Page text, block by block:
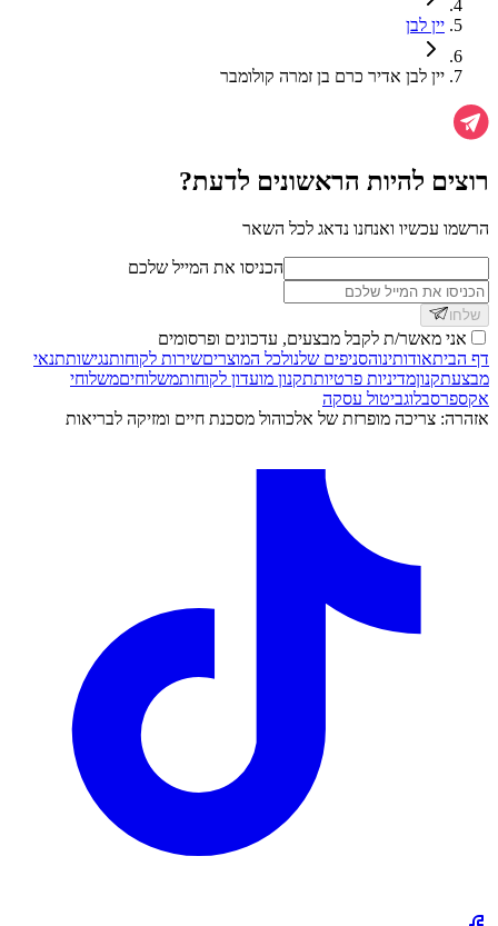
יין לבן
יין לבן אדיר כרם בן זמרה קולומבר
רוצים להיות הראשונים לדעת?
הרשמו עכשיו ואנחנו נדאג לכל השאר
הכניסו את המייל שלכם
שלחו
אני מאשר/ת לקבל מבצעים, עדכונים ופרסומים
דף הביתאודותינוהסניפים שלנולכל המוצריםשירות לקוחותנגישותתנאי
מבצעתקנוןמדיניות פרטיותתקנון מועדון לקוחותמשלוחיםמשלוחי
אקספרסבלוגביטול עסקה
אזהרה: צריכה מופרזת של אלכוהול מסכנת חיים ומזיקה לבריאות